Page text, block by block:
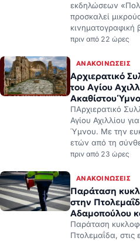
εκδηλώσεων
προσκαλεί
πριν από 22 ώρες
ΑΝΑΚΟΙΝΏΣΕΙΣ
Αρχιερατικό
του Αγίου
Ακαθίστου
ΠΑρχιερατικό
Αγίου Αχιλλίου
Ύμνου. Με την
ετών από τη
πριν από 23 ώρες
ΑΝΑΚΟΙΝΏΣΕΙΣ
Παράταση
στην
Αδαμοπούλου
Παράταση
Πτολεμαΐδα,